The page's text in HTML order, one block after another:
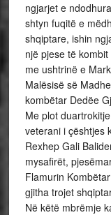
ngjarjet e
shtyn fuqitë e
shqiptare, ishin
një pjese të
me ushtrinë e
Malësisë së
kombëtar Dedëe
Me plot
veterani i çështjes
Rexhep Gali
mysafirët,
Flamurin
gjitha trojet
Në këtë mbrëmje